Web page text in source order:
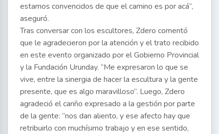
estamos convencidos de que el camino es por acá”,
aseguró.
Tras conversar con los escultores, Zdero comentó
que le agradecieron por la atención y el trato recibido
en este evento organizado por el Gobierno Provincial
y la Fundación Urunday. “Me expresaron lo que se
vive, entre la sinergia de hacer la escultura y la gente
presente, que es algo maravilloso”. Luego, Zdero
agradeció el cariño expresado a la gestión por parte
de la gente: “nos dan aliento, y ese afecto hay que
retribuirlo con muchísimo trabajo y en ese sentido,